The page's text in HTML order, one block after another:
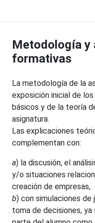
Metodología y
formativas
La metodología de la
exposición inicial de
básicos y de la teoría
asignatura.
Las explicaciones
complementan con:
a) la discusión, el
y/o situaciones
creación de empresas,
b) con simulaciones de
toma de decisiones, ya